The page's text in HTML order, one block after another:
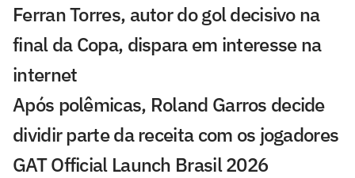
Ferran Torres, autor do gol decisivo na
final da Copa, dispara em interesse na
internet
Após polêmicas, Roland Garros decide
dividir parte da receita com os jogadores
GAT Official Launch Brasil 2026